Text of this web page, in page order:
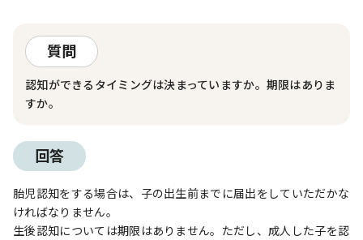
質問
認知ができるタイミングは決まっていますか。期限はありま
すか。
回答
胎児認知をする場合は、子の出生前までに届出をしていただかな
ければなりません。
生後認知については期限はありません。ただし、成人した子を認